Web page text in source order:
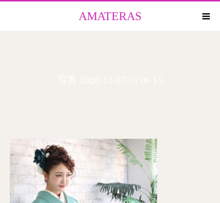
AMATERAS